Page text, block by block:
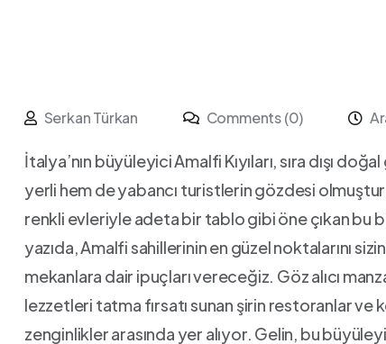
Serkan Türkan Comments (0)
İtalya’nın büyüleyici⁤ Amalfi ​Kıyıları, sıra‍ dışı
yerli hem de yabancı turistlerin ​gözdesi
renkli evleriyle adeta bir tablo gibi öne çıkan
⁣yazıda, Amalfi sahillerinin en güzel noktalarını
mekanlara dair ipuçları vereceğiz. Göz alıcı
lezzetleri tatma fırsatı sunan şirin restoranlar‌
zenginlikler arasında ‍yer alıyor. Gelin, bu